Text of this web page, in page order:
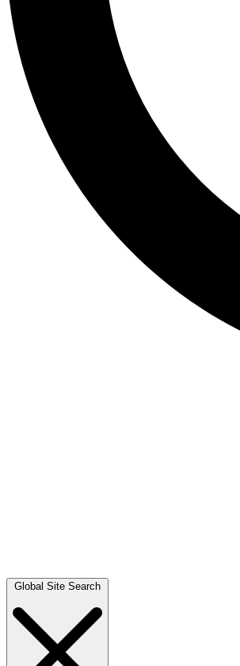
Global Site Search